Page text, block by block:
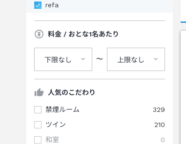
refa
料金 / おとな1名あたり
下限なし 〜 上限なし
人気のこだわり
禁煙ルーム
329
ツイン
210
和室
0